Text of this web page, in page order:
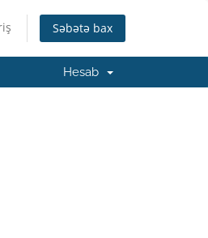
Səbətə bax
Hesab